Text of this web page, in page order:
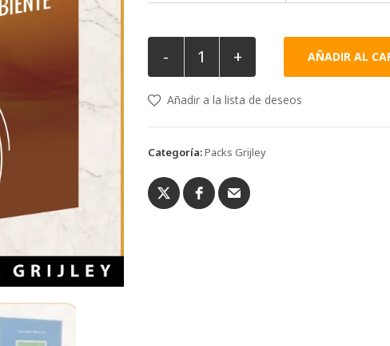
- + AÑADIR AL
Añadir a la lista de deseos
Categoría:Packs Grijley